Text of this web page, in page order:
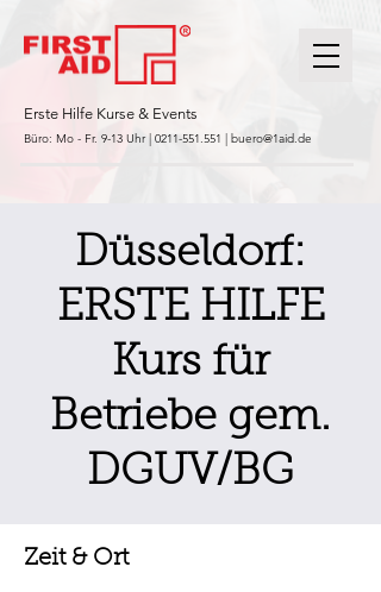
Erste Hilfe Kurse & Events
Büro: Mo - Fr. 9-13 Uhr | 0211-551.551 | buero@1aid.de
Düsseldorf:
ERSTE HILFE
Kurs für
Betriebe gem.
DGUV/BG
Zeit & Ort